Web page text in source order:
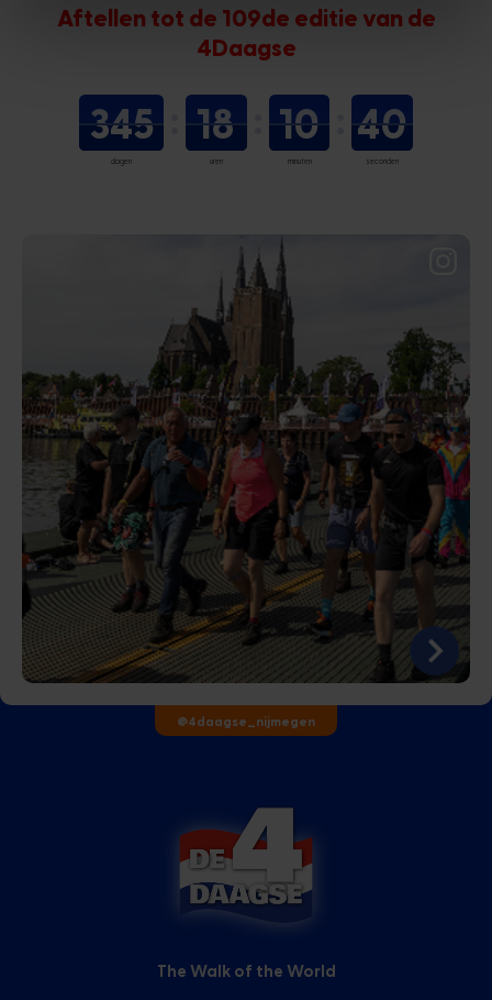
Aftellen tot de 109de editie van de
4Daagse
345
dagen
18
uren
10
minuten
39
seconden
@4daagse_nijmegen
The Walk of the World